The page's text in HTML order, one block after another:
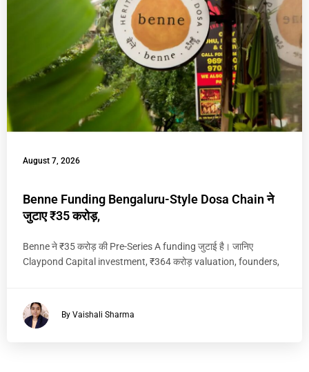
August 7, 2026
Benne Funding Bengaluru-Style Dosa Chain ने
जुटाए ₹35 करोड़,
Benne ने ₹35 करोड़ की Pre-Series A funding जुटाई है। जानिए
Claypond Capital investment, ₹364 करोड़ valuation, founders,
By Vaishali Sharma